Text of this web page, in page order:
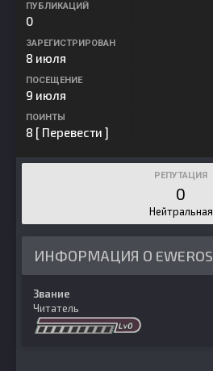
ПУБЛИКАЦИЙ
0
ЗАРЕГИСТРИРОВАН
8 июля
ПОСЕЩЕНИЕ
9 июля
ПОИНТЫ
8 [ Перевести ]
РЕПУТАЦИЯ
0
Нейтральная
ИНФОРМАЦИЯ О EWEROS
Звание
Читатель